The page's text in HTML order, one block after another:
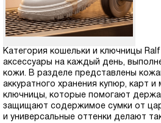
Категория кошельки и ключницы
аксессуары на каждый день,
кожи. В разделе представлены
аккуратного хранения купюр, карт и
ключницы, которые помогают
защищают содержимое сумки от
и универсальные оттенки делают